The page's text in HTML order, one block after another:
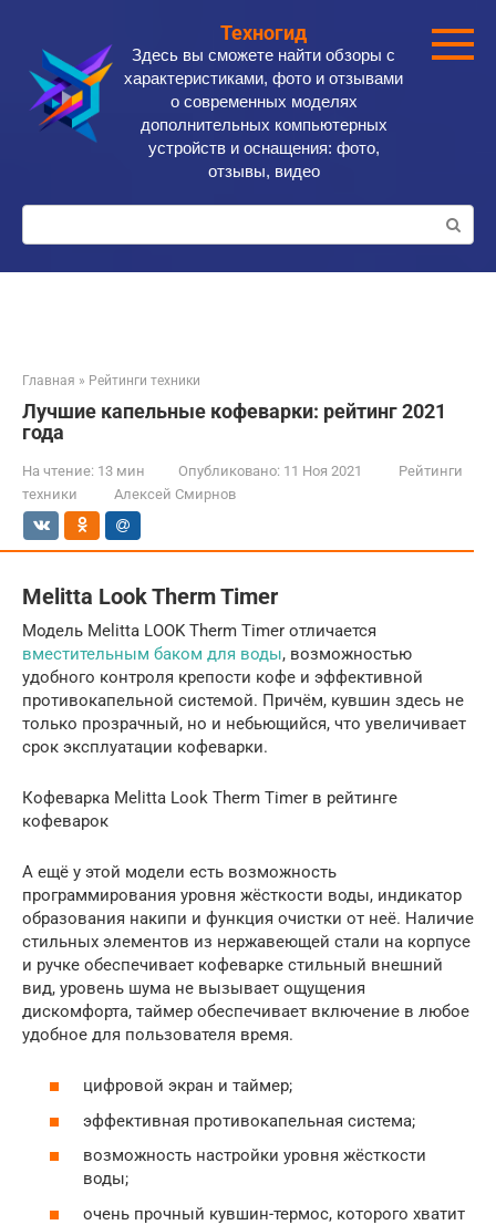
контенту
Техногид
Здесь вы сможете найти обзоры с
характеристиками, фото и отзывами
о современных моделях
дополнительных компьютерных
устройств и оснащения: фото,
отзывы, видео
Поиск:
Главная » Рейтинги техники
Лучшие капельные кофеварки: рейтинг 2021
года
На чтение: 13 мин Опубликовано: 11 Ноя 2021
Рейтинги
техники
Алексей Смирнов
Melitta Look Therm Timer
Модель Melitta LOOK Therm Timer отличается
вместительным баком для воды, возможностью
удобного контроля крепости кофе и эффективной
противокапельной системой. Причём, кувшин здесь не
только прозрачный, но и небьющийся, что увеличивает
срок эксплуатации кофеварки.
Кофеварка Melitta Look Therm Timer в рейтинге
кофеварок
А ещё у этой модели есть возможность
программирования уровня жёсткости воды, индикатор
образования накипи и функция очистки от неё. Наличие
стильных элементов из нержавеющей стали на корпусе
и ручке обеспечивает кофеварке стильный внешний
вид, уровень шума не вызывает ощущения
дискомфорта, таймер обеспечивает включение в любое
удобное для пользователя время.
цифровой экран и таймер;
эффективная противокапельная система;
возможность настройки уровня жёсткости
воды;
очень прочный кувшин-термос, которого хватит